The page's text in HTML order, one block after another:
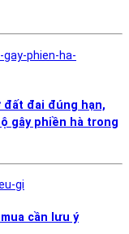
đất đai đúng hạn,
gây phiền hà trong
cần lưu ý